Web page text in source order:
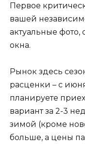
Первое
вашей
актуальные фото,
окна.
Рынок здесь
расценки – с
планируете
вариант за 2-3
зимой (кроме
больше, а цены